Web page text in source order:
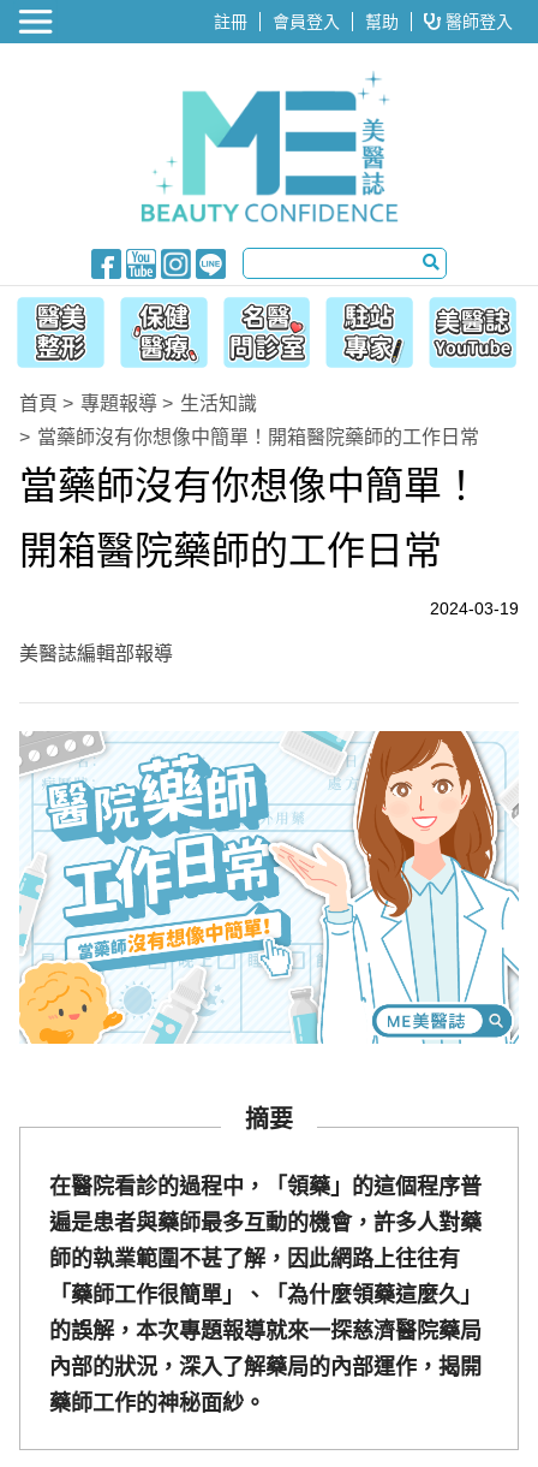
醫美整形 註冊 會員登入 幫助 醫師登入
首頁 專題報導
生活知識
當藥師沒有你想像中簡單！開箱醫院藥師的工作日常
當藥師沒有你想像中簡單！
開箱醫院藥師的工作日常
2024-03-19
美醫誌編輯部報導
摘要
在醫院看診的過程中，「領藥」的這個程序普
遍是患者與藥師最多互動的機會，許多人對藥
師的執業範圍不甚了解，因此網路上往往有
「藥師工作很簡單」、「為什麼領藥這麼久」
的誤解，本次專題報導就來一探慈濟醫院藥局
內部的狀況，深入了解藥局的內部運作，揭開
藥師工作的神秘面紗。